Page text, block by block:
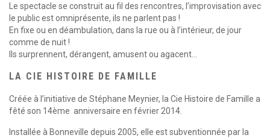
Le spectacle se construit au fil des rencontres, l’improvisation avec
le public est omniprésente, ils ne parlent pas !
En fixe ou en déambulation, dans la rue ou à l’intérieur, de jour
comme de nuit !
Ils surprennent, dérangent, amusent ou agacent…
LA CIE HISTOIRE DE FAMILLE
Créée à l’initiative de Stéphane Meynier, la Cie Histoire de Famille a
fêté son 14ème anniversaire en février 2014.
Installée à Bonneville depuis 2005, elle est subventionnée par la